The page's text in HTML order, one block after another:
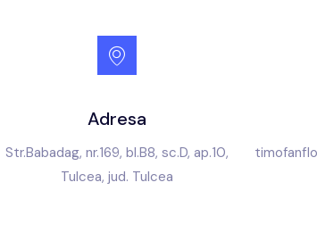
Adresa
Str.Babadag, nr.169, bl.B8, sc.D, ap.10,
Tulcea, jud. Tulcea